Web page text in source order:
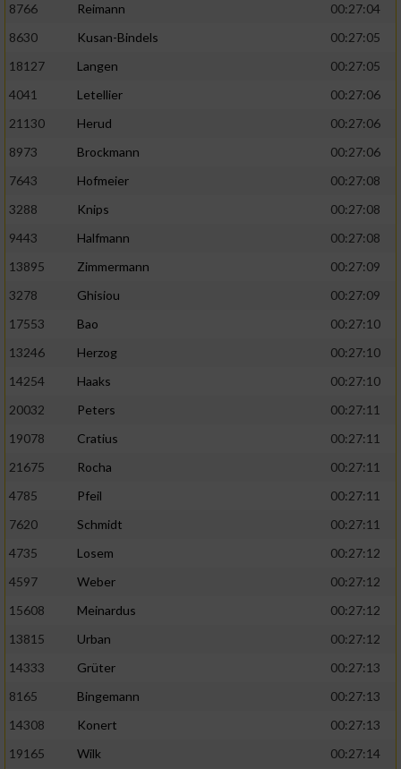
8766
Reimann
00:27:04
8630
Kusan-Bindels
00:27:05
18127
Langen
00:27:05
4041
Letellier
00:27:06
21130
Herud
00:27:06
8973
Brockmann
00:27:06
7643
Hofmeier
00:27:08
3288
Knips
00:27:08
9443
Halfmann
00:27:08
13895
Zimmermann
00:27:09
3278
Ghisiou
00:27:09
17553
Bao
00:27:10
13246
Herzog
00:27:10
14254
Haaks
00:27:10
20032
Peters
00:27:11
19078
Cratius
00:27:11
21675
Rocha
00:27:11
4785
Pfeil
00:27:11
7620
Schmidt
00:27:11
4735
Losem
00:27:12
4597
Weber
00:27:12
15608
Meinardus
00:27:12
13815
Urban
00:27:12
14333
Grüter
00:27:13
8165
Bingemann
00:27:13
14308
Konert
00:27:13
19165
Wilk 00:27:14